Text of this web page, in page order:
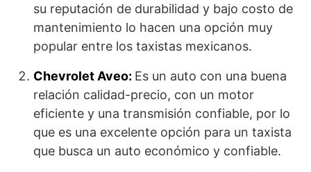
su reputación de durabilidad y bajo costo de
mantenimiento lo hacen una opción muy
popular entre los taxistas mexicanos.
Chevrolet Aveo: Es un auto con una buena
relación calidad-precio, con un motor
eficiente y una transmisión confiable, por lo
que es una excelente opción para un taxista
que busca un auto económico y confiable.